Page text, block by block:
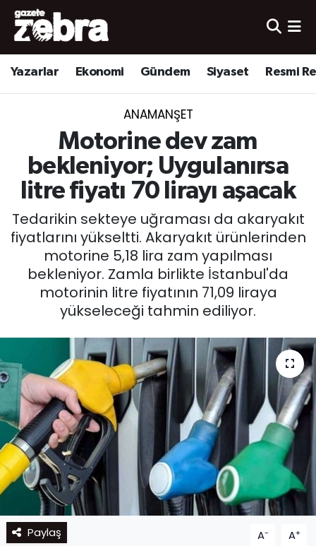
Yazarlar Ekonomi Gündem Siyaset Resmi
ANAMANŞET
Motorine dev zam
bekleniyor; Uygulanırsa
litre fiyatı 70 lirayı aşacak
Tedarikin sekteye uğraması da akaryakıt
fiyatlarını yükseltti. Akaryakıt ürünlerinden
motorine 5,18 lira zam yapılması
bekleniyor. Zamla birlikte İstanbul'da
motorinin litre fiyatının 71,09 liraya
yükseleceği tahmin ediliyor.
Paylaş A- A+
Yazarlar
Ekonomi
Yerel
Spor
Nöbetçi Eczaneler
Hava Durumu
Süper Lig Puan Durumu ve Fikstür
Tüm Manşetler
Son Dakika Haberleri
Haber Arşivi